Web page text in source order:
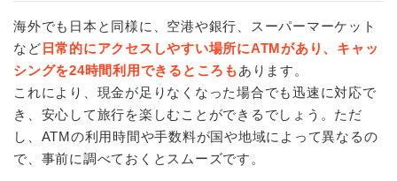
海外でも日本と同様に、空港や銀行、スーパーマーケット
など 日常的にアクセスしやすい場所にATMがあり、キャッ
シングを24時間利用できるところもあります。
これにより、現金が足りなくなった場合でも迅速に対応で
き、安心して旅行を楽しむことができるでしょう。ただ
し、ATMの利用時間や手数料が国や地域によって異なるの
で、事前に調べておくとスムーズです。